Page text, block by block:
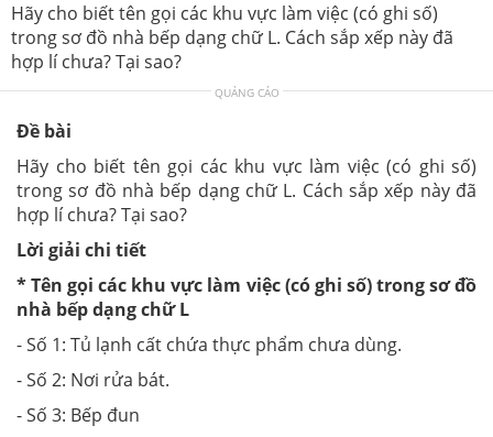
Hãy cho biết tên gọi các khu vực làm việc (có ghi số)
trong sơ đồ nhà bếp dạng chữ L. Cách sắp xếp này đã
hợp lí chưa? Tại sao?
QUẢNG CÁO
Đề bài
Hãy cho biết tên gọi các khu vực làm việc (có ghi số)
trong sơ đồ nhà bếp dạng chữ L. Cách sắp xếp này đã
hợp lí chưa? Tại sao?
Lời giải chi tiết
* Tên gọi các khu vực làm việc (có ghi số) trong sơ đồ
nhà bếp dạng chữ L
- Số 1: Tủ lạnh cất chứa thực phẩm chưa dùng.
- Số 2: Nơi rửa bát.
- Số 3: Bếp đun